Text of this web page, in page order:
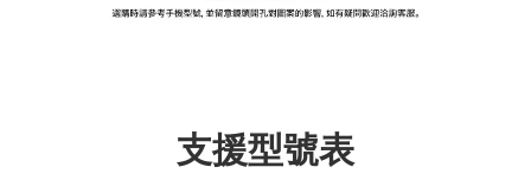
+NT$ 159
-
支援型號表